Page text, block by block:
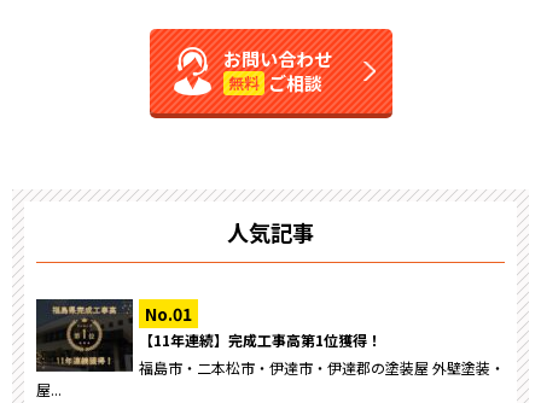
お問い合わせ
無料 ご相談
人気記事
【11年連続】完成工事高第1位獲得！
福島市・二本松市・伊達市・伊達郡の塗装屋 外壁塗装・
屋...